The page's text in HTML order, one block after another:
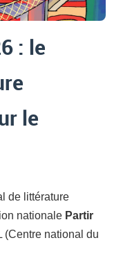
: le
le
de littérature
nationale Partir
(Centre national du